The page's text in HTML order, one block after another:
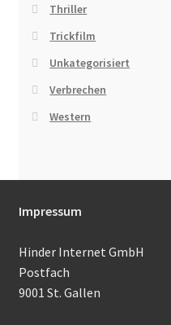
Thriller
Trickfilm
Unkategorisiert
Verbrechen
Western
Impressum
Hinder Internet GmbH
Postfach
9001 St. Gallen